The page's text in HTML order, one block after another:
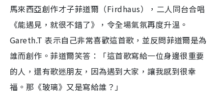
馬來西亞創作才子菲道爾（Firdhaus），二人同台合唱
《能遇見，就很不錯了》，令全場氣氛再度升溫。
Gareth.T 表示自己非常喜歡這首歌，並反問菲道爾是為
誰而創作。菲道爾笑答：「這首歌寫給一位身邊很重要
的人，還有歌迷朋友，因為遇到大家，讓我感到很幸
福。那《玻璃》又是寫給誰？」